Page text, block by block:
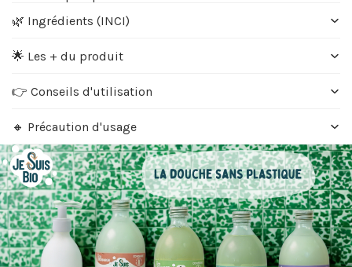
🌿 Ingrédients (INCI)
🌟 Les + du produit
👉 Conseils d'utilisation
🔸 Précaution d'usage